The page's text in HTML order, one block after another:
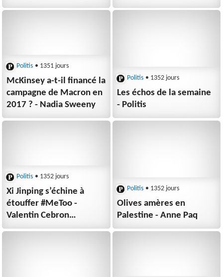
antisémites en politique
Vincent Drezet
Politis • 1351 jours
McKinsey a-t-il financé la
campagne de Macron en
2017 ? - Nadia Sweeny
Politis • 1352 jours
Les échos de la semaine
- Politis
Politis • 1352 jours
Xi Jinping s’échine à
étouffer #MeToo -
Valentin Cebron
(collectif Focus)
Politis • 1352 jours
Olives amères en
Palestine - Anne Paq